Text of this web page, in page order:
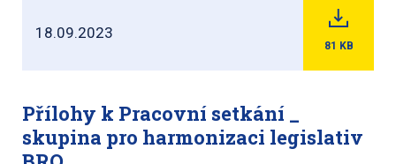
18.09.2023
81 KB
Přílohy k Pracovní setkání _
skupina pro harmonizaci legislativ